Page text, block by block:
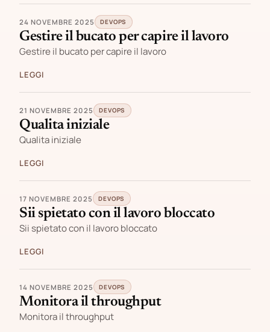
24 NOVEMBRE 2025 DEVOPS
Gestire il bucato per capire il lavoro
Gestire il bucato per capire il lavoro
LEGGI
21 NOVEMBRE 2025 DEVOPS
Qualita iniziale
Qualita iniziale
LEGGI
17 NOVEMBRE 2025 DEVOPS
Sii spietato con il lavoro bloccato
Sii spietato con il lavoro bloccato
LEGGI
14 NOVEMBRE 2025 DEVOPS
Monitora il throughput
Monitora il throughput